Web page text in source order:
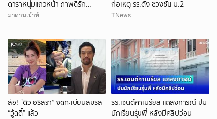
ดาราหนุ่มแถวหน้า ภาพดีรัก
ครอบครัว สามีนักร้องดัง แอบซุ่ม
มาดามเม้าท์
ก่อเหตุ รร.ดัง ช่วงชั้น ม.2
TNews
ลือ! “ดิว อริสรา” จดทะเบียนสมรส
“วู้ดดี้” แล้ว
รร.เซนต์คาเบรียล แถลงการณ์ ปม
นักเรียนรุ่นพี่ หลังมีคลิปว่อน